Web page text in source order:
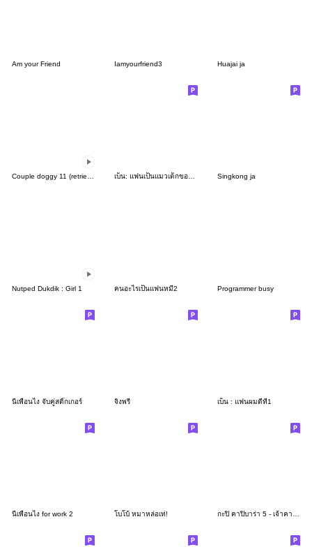
Am your Friend Iamyourfriend3 Huajai ja
Singkong ja
Nutped Dukdik : Girl 1 คนอะไรเป็นแฟนหมี2 Programmer busy
นี่เพื่อนไง จับคู่สติ๊กเกอร์ จิงพรี่ เบ็น : แฟนผมดีที่1
นี่เพื่อนไง for work 2 โบโบ้ หมาหล่อเท่!